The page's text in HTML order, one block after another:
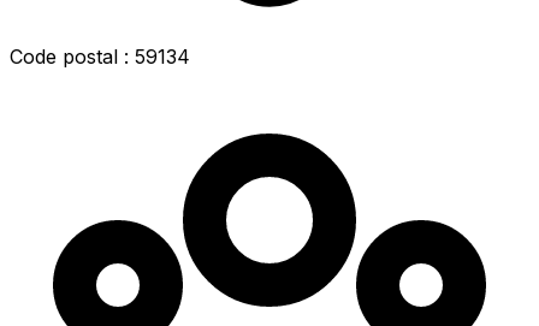
Code postal : 59134